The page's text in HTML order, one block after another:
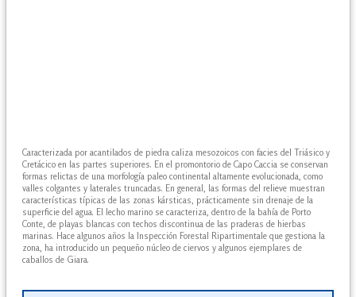
Caracterizada por acantilados de piedra caliza mesozoicos con facies del Triásico y
Cretácico en las partes superiores. En el promontorio de Capo Caccia se conservan
formas relictas de una morfología paleo continental altamente evolucionada, como
valles colgantes y laterales truncadas. En general, las formas del relieve muestran
características típicas de las zonas kársticas, prácticamente sin drenaje de la
superficie del agua. El lecho marino se caracteriza, dentro de la bahía de Porto
Conte, de playas blancas con techos discontinua de las praderas de hierbas
marinas. Hace algunos años la Inspección Forestal Ripartimentale que gestiona la
zona, ha introducido un pequeño núcleo de ciervos y algunos ejemplares de
caballos de Giara.